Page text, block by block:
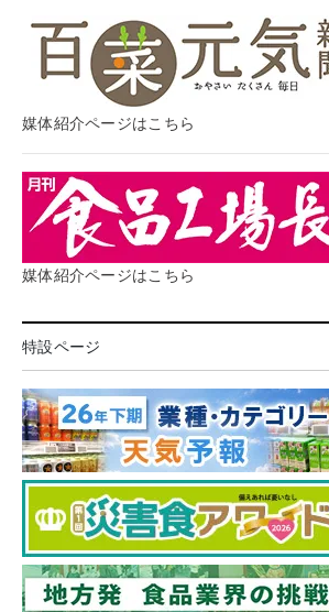
媒体紹介ページはこちら
媒体紹介ページはこちら
特設ページ